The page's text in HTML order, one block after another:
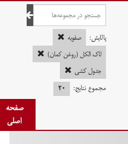
صفحه اصلی
پالایش:
صفویه
لاک الکل (روغن کمان)
جدول کشی
مجموع نتایج:
۲۰
صفحه
اصلی